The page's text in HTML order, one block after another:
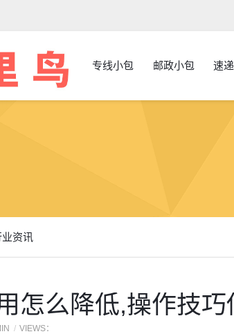
专线小包 邮政小包 速
业资讯
怎么降低,操作技巧
VIEWS：